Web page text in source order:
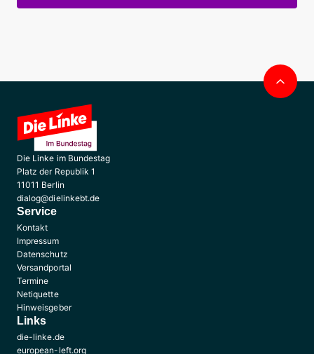
Die Linke im Bundestag
Platz der Republik 1
11011 Berlin
dialog@dielinkebt.de
Service
Kontakt
Impressum
Datenschutz
Versandportal
Termine
Netiquette
Hinweisgeber
Links
die-linke.de
european-left.org